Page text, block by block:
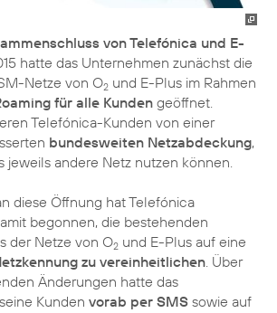
von Telefónica und E-
hatte das Unternehmen zunächst die
Netze von O2 und E-Plus im Rahmen
für alle Kunden geöffnet.
Telefónica-Kunden von einer
bundesweiten Netzabdeckung,
jeweils andere Netz nutzen können.
diese Öffnung hat Telefónica
begonnen, die bestehenden
der Netze von O2 und E-Plus auf eine
zu vereinheitlichen. Über
Änderungen hatte das
Kunden vorab per SMS sowie auf